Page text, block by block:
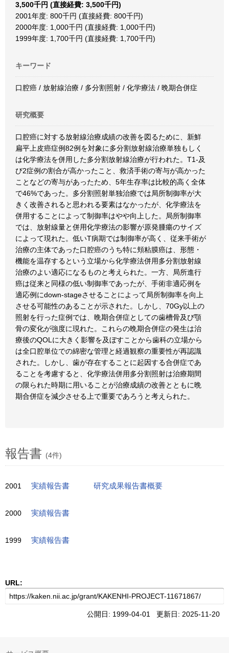
3,500千円 (直接経費: 3,500千円)
2001年度: 800千円 (直接経費: 800千円)
2000年度: 1,000千円 (直接経費: 1,000千円)
1999年度: 1,700千円 (直接経費: 1,700千円)
キーワード
口腔癌 / 放射線治療 / 多分割照射 / 化学療法 / 晩期合併症
研究概要
口腔癌に対する放射線治療成績の改善を図るために、新鮮
扁平上皮癌症例82例を対象に多分割放射線治療単独もしく
は化学療法を併用した多分割放射線治療が行われた。T1-及
び2症例の割合が高かったこと、救済手術の寄与が高かった
ことなどの寄与があったため、5年生存率は比較的高く全体
で46%であった。多分割照射単独治療では局所制御率が大
きく改善されると思われる要素はなかったが、化学療法を
併用することによって制御率はやや向上した。局所制御率
では、放射線量と併用化学療法の影響が原発腫瘍のサイズ
によって現れた。低いT病期では制御率が高く、従来手術が
治療の主体であった口腔癌のうち特に頬粘膜癌は、形態・
機能を温存するという立場から化学療法併用多分割放射線
治療のよい適応になるものと考えられた。一方、局所進行
癌は従来と同様の低い制御率であったが、手術非適応例を
適応例にdown-stageさせることによって局所制御率を向上
させる可能性のあることが示された。しかし、70Gy以上の
照射を行った症例では、晩期合併症としての歯槽骨及び顎
骨の変化が強度に現れた。これらの晩期合併症の発生は治
療後のQOLに大きく影響を及ぼすことから歯科の立場から
は全口腔単位での綿密な管理と経過観察の重要性が再認識
された。しかし、歯が存在することに起因する合併症であ
ることを考慮すると、化学療法併用多分割照射は治療期間
の限られた時期に用いることが治療成績の改善とともに晩
期合併症を減少させる上で重要であろうと考えられた。
報告書 (4件)
2001 実績報告書 研究成果報告書概要
2000 実績報告書
1999 実績報告書
URL:
公開日: 1999-04-01 更新日: 2025-11-20